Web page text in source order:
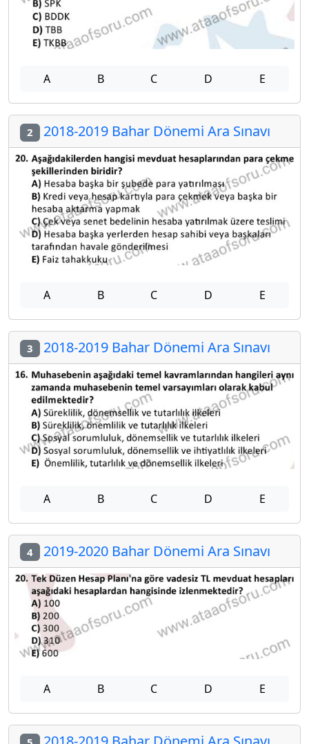
A B C D E
2 2018-2019 Bahar Dönemi Ara Sınavı
A B C D E
3 2018-2019 Bahar Dönemi Ara Sınavı
A B C D E
4 2019-2020 Bahar Dönemi Ara Sınavı
A B C D E